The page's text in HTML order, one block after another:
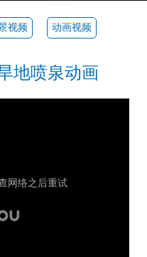
视频 动画视频
地喷泉动画